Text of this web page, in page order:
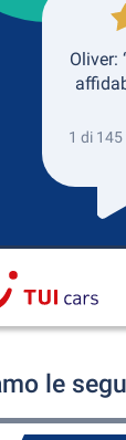
Oliver:
1 di
le